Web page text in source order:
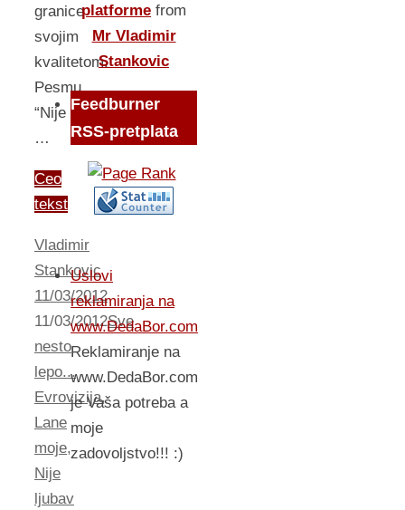
granice
svojim
kvalitetom.
Pesmu
“Nije
…
Ceo
tekst
Vladimir
Stankovic
11/03/2012
11/03/2012Sve
nesto
lepo...
Evrovizija,
Lane
moje,
Nije
ljubav
platforme from
Mr Vladimir
Stankovic
Feedburner
RSS-pretplata
Uslovi
reklamiranja na
www.DedaBor.com
Reklamiranje na
www.DedaBor.com
je Vaša potreba a
moje
zadovoljstvo!!! :)